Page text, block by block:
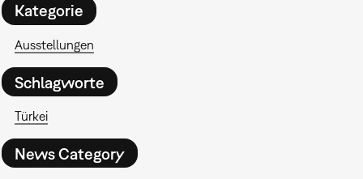
Kategorie
Ausstellungen
Schlagworte
Türkei
News Category